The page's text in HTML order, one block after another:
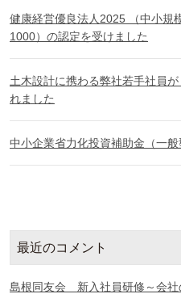
健康経営優良法人2025 （中小規
1000）の認定を受けました
土木設計に携わる弊社若手社員
れました
中小企業省力化投資補助金（一
最近のコメント
島根同友会 新入社員研修～会社